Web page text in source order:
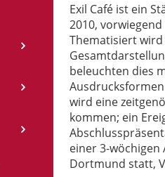
Exil Café ist ein
2010,
Thematisiert wird
beleuchten dies
wird eine
kommen; ein
einer 3-
Dortmund statt,